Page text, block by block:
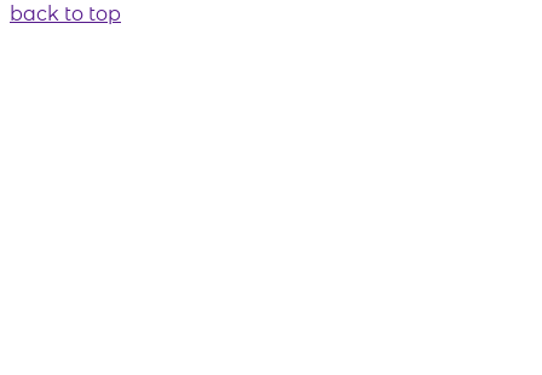
back to top